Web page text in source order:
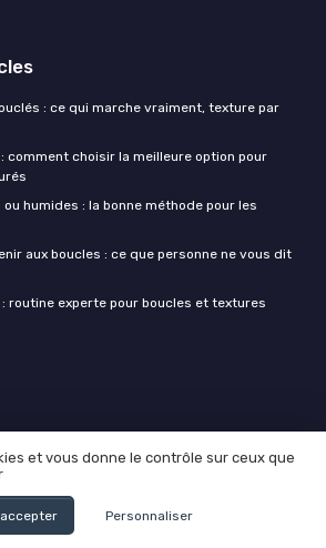
: ce qui marche vraiment, texture par
comment choisir la meilleure option pour
humides : la bonne méthode pour les
aux boucles : ce que personne ne vous dit
routine experte pour boucles et textures
© Cheveux boucles 2026
et vous donne le contrôle sur ceux que
Personnaliser